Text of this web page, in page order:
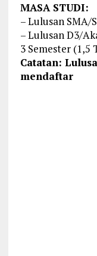
MASA STUDI:
– Lulusan SMA/
– Lulusan D3/
3 Semester (1,5
Catatan:
mendaftar